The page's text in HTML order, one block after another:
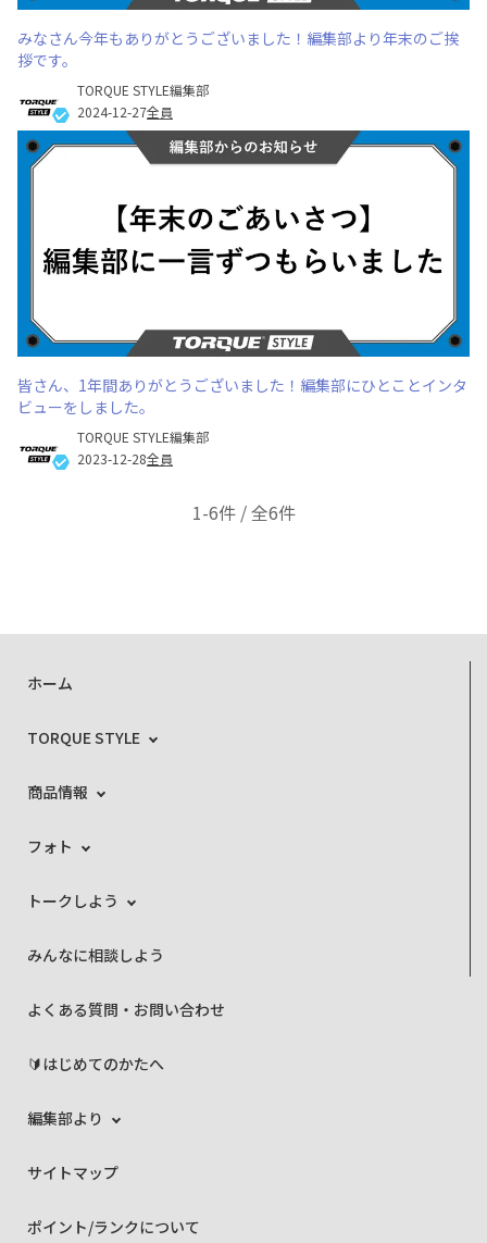
みなさん今年もありがとうございました！編集部より年末のご挨
拶です。
TORQUE STYLE編集部
2024-12-27全員
皆さん、1年間ありがとうございました！編集部にひとことインタ
ビューをしました。
TORQUE STYLE編集部
2023-12-28全員
1-6件 / 全6件
ホーム
TORQUE STYLE
商品情報
フォト
トークしよう
みんなに相談しよう
よくある質問・お問い合わせ
🔰はじめてのかたへ
編集部より
サイトマップ
ポイント/ランクについて